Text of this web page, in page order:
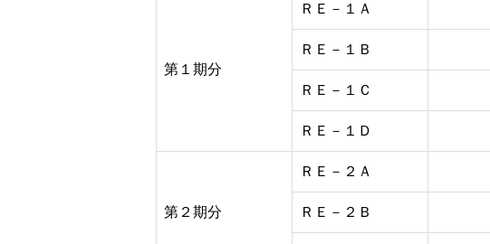
第１期分
ＲＥ－１Ａ
ＲＥ－１Ｂ
ＲＥ－１Ｃ
ＲＥ－１Ｄ
第２期分
ＲＥ－２Ａ
ＲＥ－２Ｂ